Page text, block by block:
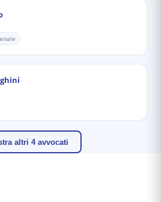
altri 4 avvocati